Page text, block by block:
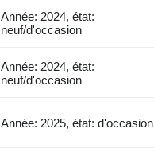
Année: 2024, état:
neuf/d'occasion
Année: 2024, état:
neuf/d'occasion
Année: 2025, état: d'occasion